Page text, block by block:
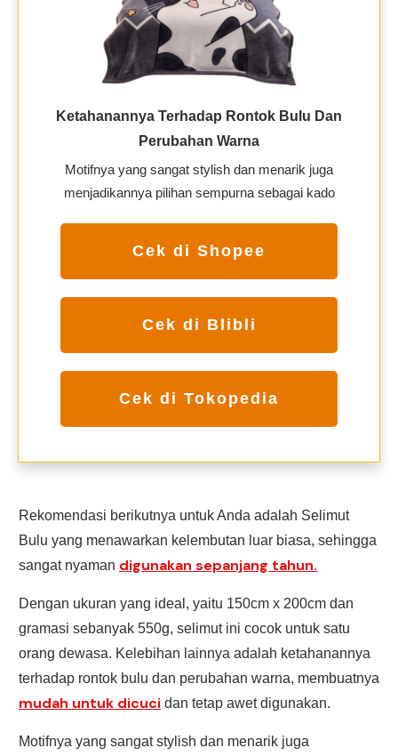
Ketahanannya Terhadap Rontok Bulu Dan
Perubahan Warna
Motifnya yang sangat stylish dan menarik juga
menjadikannya pilihan sempurna sebagai kado
Cek di Shopee
Cek di Blibli
Cek di Tokopedia
Rekomendasi berikutnya untuk Anda adalah Selimut
Bulu yang menawarkan kelembutan luar biasa, sehingga
sangat nyaman digunakan sepanjang tahun.
Dengan ukuran yang ideal, yaitu 150cm x 200cm dan
gramasi sebanyak 550g, selimut ini cocok untuk satu
orang dewasa. Kelebihan lainnya adalah ketahanannya
terhadap rontok bulu dan perubahan warna, membuatnya
mudah untuk dicuci dan tetap awet digunakan.
Motifnya yang sangat stylish dan menarik juga